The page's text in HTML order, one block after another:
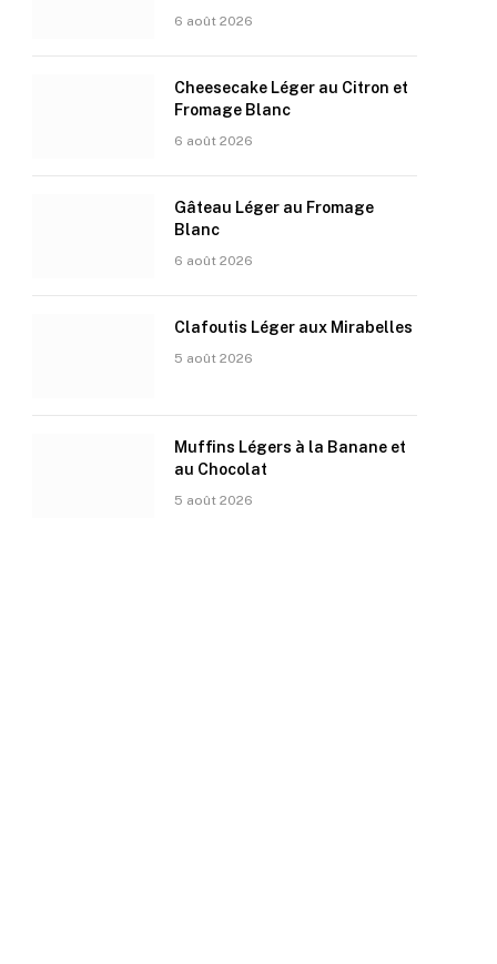
6 août 2026
Cheesecake Léger au Citron et
Fromage Blanc
6 août 2026
Gâteau Léger au Fromage
Blanc
6 août 2026
Clafoutis Léger aux Mirabelles
5 août 2026
Muffins Légers à la Banane et
au Chocolat
5 août 2026